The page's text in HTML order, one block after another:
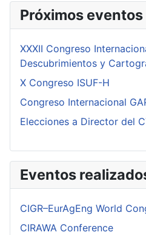
Próximos eventos
XXXII Congreso
Descubrimientos y
X Congreso ISUF-H
Congreso Internacional
Elecciones a Director del
Eventos
CIGR–EurAgEng World
CIRAWA Conference